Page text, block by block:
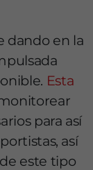
dando en la
Esta
para así
así
este tipo